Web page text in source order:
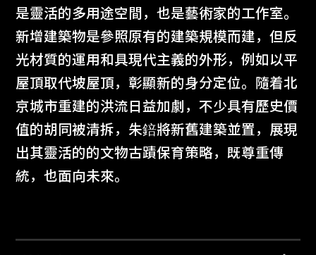
是靈活的多用途空間，也是藝術家的工作室。
新增建築物是參照原有的建築規模而建，但反
光材質的運用和具現代主義的外形，例如以平
屋頂取代坡屋頂，彰顯新的身分定位。隨着北
京城市重建的洪流日益加劇，不少具有歷史價
值的胡同被清拆，朱錇將新舊建築並置，展現
出其靈活的的文物古蹟保育策略，既尊重傳
統，也面向未來。